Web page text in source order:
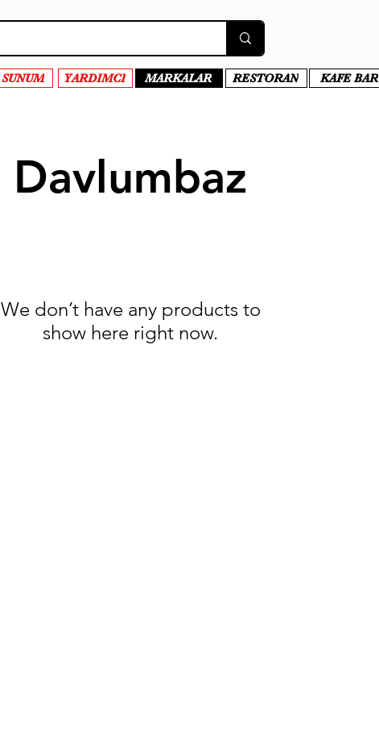
SUNUM YARDIMCI MARKALAR RESTORAN KAFE BAR
Davlumbaz
We don’t have any products to
show here right now.